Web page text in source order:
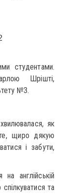
студентами.
Шрішті,
№3.
як
щиро дякую
і забути,
на англійській
та